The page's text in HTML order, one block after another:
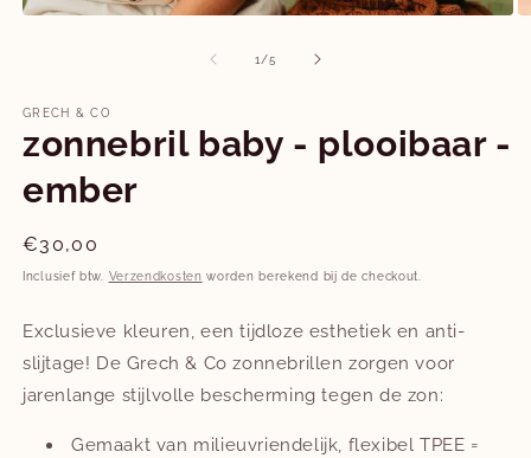
1 /van
5
GRECH & CO
zonnebril baby - plooibaar -
ember
Normale
prijs
€30,00
Inclusief btw. Verzendkosten worden berekend bij de checkout.
Exclusieve kleuren, een tijdloze esthetiek en anti-
slijtage! De Grech & Co zonnebrillen zorgen voor
jarenlange stijlvolle bescherming tegen de zon:
Gemaakt van milieuvriendelijk, flexibel TPEE =